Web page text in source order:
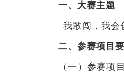
一、大赛主题
我敢闯，我会
二、参赛项目
（一）参赛项